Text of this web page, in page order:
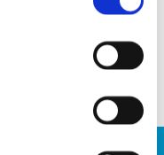
einem freien Kopf